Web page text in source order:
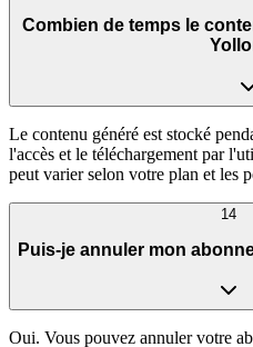
Combien de temps le
Le contenu généré est stocké
l'accès et le téléchargement par
peut varier selon votre plan et les
14
Puis-je annuler mon
Oui. Vous pouvez annuler votre